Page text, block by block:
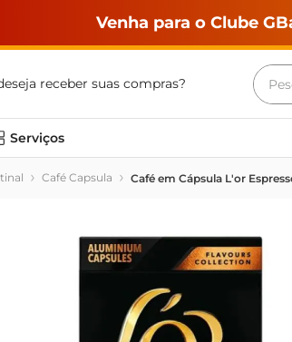
Venha para o Clube
receber suas compras?
Serviços
Café Capsula Café em Cápsula L'or